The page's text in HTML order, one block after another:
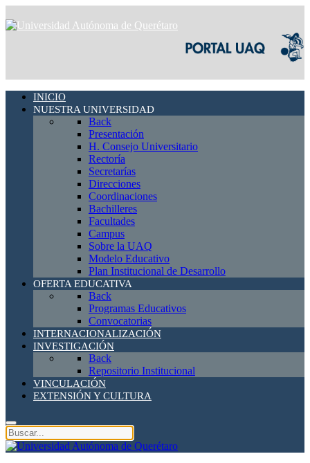
INICIO
NUESTRA UNIVERSIDAD
Back
Presentación
H. Consejo Universitario
Rectoría
Secretarías
Direcciones
Coordinaciones
Bachilleres
Facultades
Campus
Sobre la UAQ
Modelo Educativo
Plan Institucional de Desarrollo
OFERTA EDUCATIVA
Back
Programas Educativos
Convocatorias
INTERNACIONALIZACIÓN
INVESTIGACIÓN
Back
Repositorio Institucional
VINCULACIÓN
EXTENSIÓN Y CULTURA